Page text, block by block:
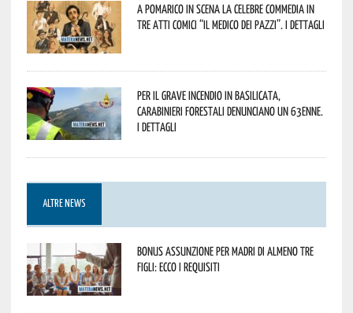
A Pomarico in scena la celebre commedia in
tre atti comici “Il medico dei pazzi”. I dettagli
Per il grave incendio in Basilicata,
Carabinieri forestali denunciano un 63enne.
I dettagli
ALTRE NEWS
Bonus assunzione per madri di almeno tre
figli: ecco i requisiti